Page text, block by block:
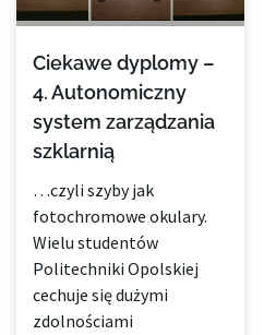
Ciekawe dyplomy –
4. Autonomiczny
system zarządzania
szklarnią
…czyli szyby jak
fotochromowe okulary.
Wielu studentów
Politechniki Opolskiej
cechuje się dużymi
zdolnościami